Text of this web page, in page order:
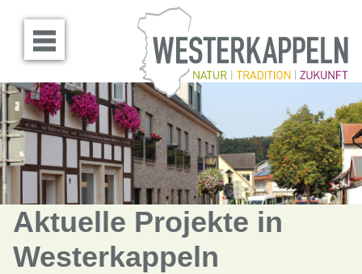
Menü öffnen
Aktuelle Projekte in
Westerkappeln